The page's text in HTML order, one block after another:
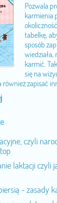
Pozwala
karmienia
tabelkę,
sposób
wiedziała,
karmić.
się na
zapisać
czyli
laktacji czyli
- zasady